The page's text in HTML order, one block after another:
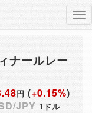
ナールレー
円 (+0.15%)
JPY 1ドル